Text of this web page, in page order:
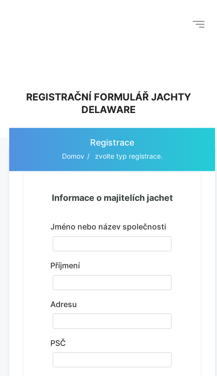
REGISTRAČNÍ FORMULÁŘ JACHTY
DELAWARE
Registrace
Domov zvolte typ registrace.
Informace o majitelích jachet
Jméno nebo název společnosti
Příjmení
Adresu
PSČ